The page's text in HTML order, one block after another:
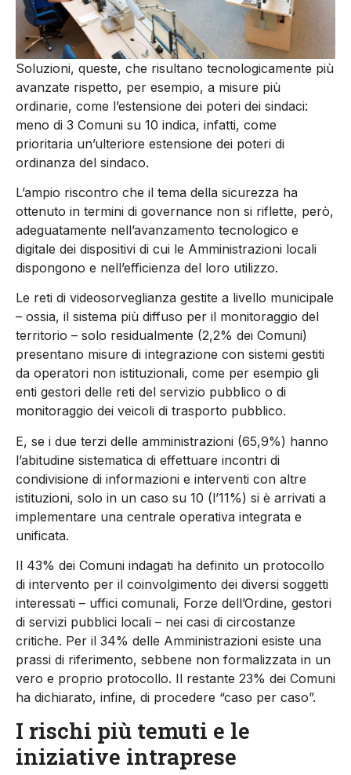
Soluzioni, queste, che risultano tecnologicamente più
avanzate rispetto, per esempio, a misure più
ordinarie, come l’estensione dei poteri dei sindaci:
meno di 3 Comuni su 10 indica, infatti, come
prioritaria un’ulteriore estensione dei poteri di
ordinanza del sindaco.
L’ampio riscontro che il tema della sicurezza ha
ottenuto in termini di governance non si riflette, però,
adeguatamente nell’avanzamento tecnologico e
digitale dei dispositivi di cui le Amministrazioni locali
dispongono e nell’efficienza del loro utilizzo.
Le reti di videosorveglianza gestite a livello municipale
– ossia, il sistema più diffuso per il monitoraggio del
territorio – solo residualmente (2,2% dei Comuni)
presentano misure di integrazione con sistemi gestiti
da operatori non istituzionali, come per esempio gli
enti gestori delle reti del servizio pubblico o di
monitoraggio dei veicoli di trasporto pubblico.
E, se i due terzi delle amministrazioni (65,9%) hanno
l’abitudine sistematica di effettuare incontri di
condivisione di informazioni e interventi con altre
istituzioni, solo in un caso su 10 (l’11%) si è arrivati a
implementare una centrale operativa integrata e
unificata.
Il 43% dei Comuni indagati ha definito un protocollo
di intervento per il coinvolgimento dei diversi soggetti
interessati – uffici comunali, Forze dell’Ordine, gestori
di servizi pubblici locali – nei casi di circostanze
critiche. Per il 34% delle Amministrazioni esiste una
prassi di riferimento, sebbene non formalizzata in un
vero e proprio protocollo. Il restante 23% dei Comuni
ha dichiarato, infine, di procedere “caso per caso”.
I rischi più temuti e le
iniziative intraprese